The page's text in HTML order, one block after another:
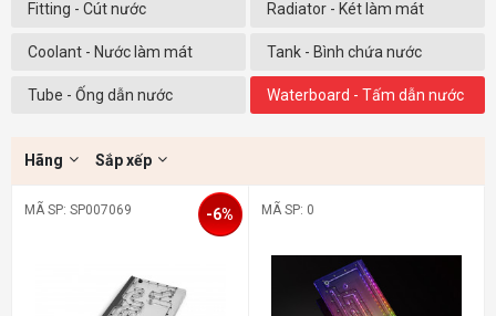
Fitting - Cút nước Radiator - Két làm mát
Coolant - Nước làm mát Tank - Bình chứa nước
Tube - Ống dẫn nước Waterboard - Tấm dẫn nước
Hãng Sắp xếp
MÃ SP: SP007069 -6% MÃ SP: 0